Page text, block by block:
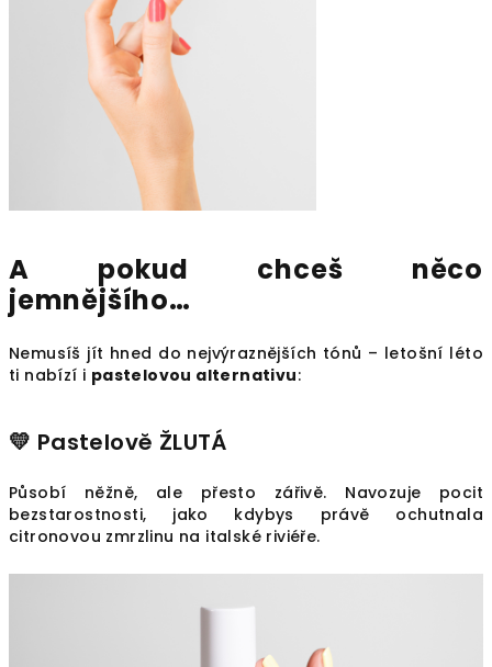
A pokud chceš něco
jemnějšího…
Nemusíš jít hned do nejvýraznějších tónů – letošní léto
ti nabízí i pastelovou alternativu:
💛 Pastelově ŽLUTÁ
Působí něžně, ale přesto zářivě. Navozuje pocit
bezstarostnosti, jako kdybys právě ochutnala
citronovou zmrzlinu na italské riviéře.